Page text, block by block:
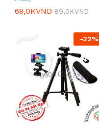
69,0KVND 89,0KVND
-22%